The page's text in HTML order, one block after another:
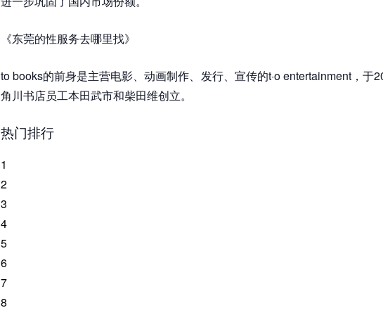
《东莞的性服务去哪里找》
to books的前身是主营电影、动画制作、发行、宣传的t·o entertainment，于
角川书店员工本田武市和柴田维创立。
热门排行
1
2
3
4
5
6
7
8